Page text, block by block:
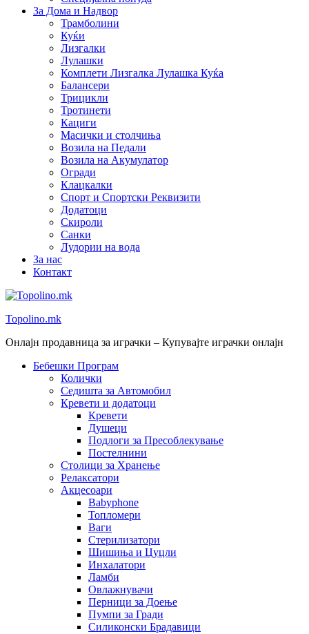
За Дома и Надвор
Трамболини
Куќи
Лизгалки
Лулашки
Комплети Лизгалка Лулашка Куќа
Балансери
Трицикли
Тротинети
Кациги
Mасички и столчиња
Возила на Педали
Возила на Акумулатор
Огради
Клацкалки
Спорт и Спортски Реквизити
Додатоци
Скироли
Санки
Лудории на вода
За нас
Контакт
Topolino.mk
Онлајн продавница за играчки – Купувајте играчки онлајн
Бебешки Програм
Колички
Седишта за Автомобил
Кревети и додатоци
Кревети
Душеци
Подлоги за Пресоблекување
Постелнини
Столици за Хранење
Релаксатори
Акцесоари
Babyphone
Топломери
Ваги
Стерилизатори
Шишиња и Цуцли
Инхалатори
Ламби
Овлажнувачи
Перници за Доење
Пумпи за Гради
Силиконски Брадавици